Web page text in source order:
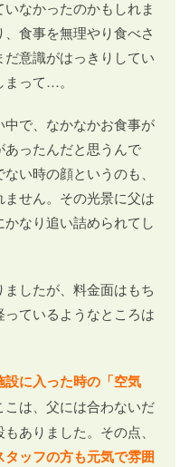
なかったのかもしれま
食事を無理やり食べさ
意識がはっきりしてい
って…。
で、なかなかお食事が
ったんだと思うんで
い時の顔というのも、
せん。その光景に父は
なり追い詰められてし
したが、料金面はもち
ているようなところは
に入った時の「空気
は、父には合わないだ
ありました。その点、
ッフの方も元気で雰囲